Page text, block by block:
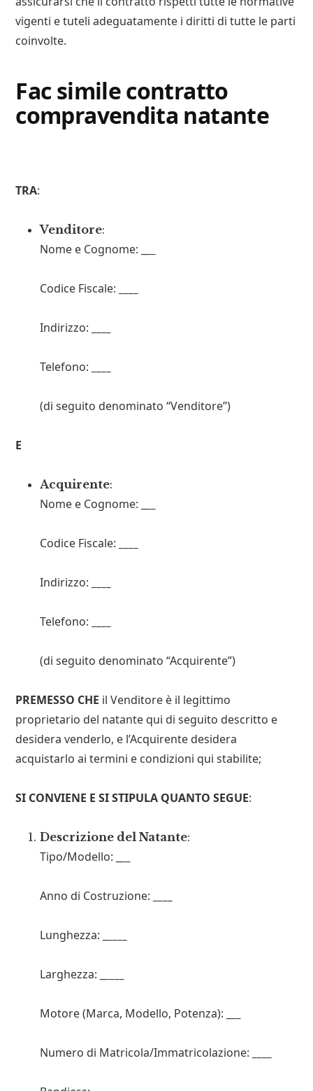
vigenti e tuteli adeguatamente i diritti di tutte le parti
coinvolte.
Fac simile contratto
compravendita natante
TRA:
Venditore:
Nome e Cognome: _
Codice Fiscale:
Indirizzo:
Telefono:
(di seguito denominato “Venditore”)
E
Acquirente:
Nome e Cognome: _
Codice Fiscale:
Indirizzo:
Telefono:
(di seguito denominato “Acquirente”)
PREMESSO CHE il Venditore è il legittimo
proprietario del natante qui di seguito descritto e
desidera venderlo, e l’Acquirente desidera
acquistarlo ai termini e condizioni qui stabilite;
SI CONVIENE E SI STIPULA QUANTO SEGUE:
Descrizione del Natante:
Tipo/Modello: _
Anno di Costruzione:
Lunghezza: _
Larghezza: _
Motore (Marca, Modello, Potenza): _
Numero di Matricola/Immatricolazione: